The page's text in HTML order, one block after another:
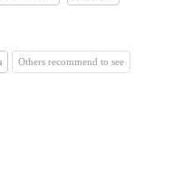
Others recommend to see